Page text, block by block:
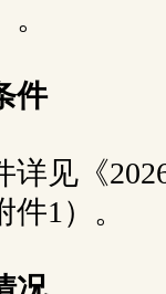
。
件
详见《
件1）。